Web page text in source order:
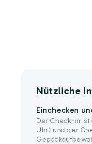
Nützliche
Einchecken
Der Check-in ist
Uhr) und der